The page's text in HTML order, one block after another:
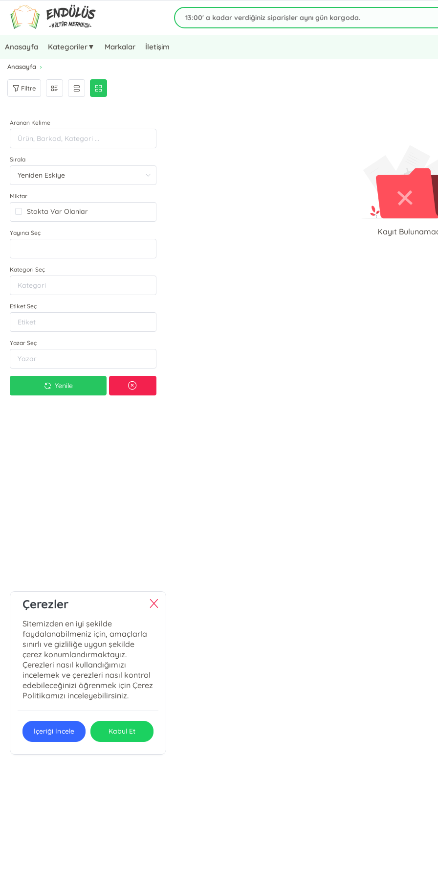
Anasayfa Kategoriler▼ Markalar İletişim
Anasayfa
Filtre
Aranan Kelime
Sırala
Miktar
Stokta Var Olanlar
Yayıncı Seç
Kategori Seç
Etiket Seç
Yazar Seç
Yenile
Kayıt
Çerezler
Sitemizden en iyi şekilde
faydalanabilmeniz için, amaçlarla
sınırlı ve gizliliğe uygun şekilde
çerez konumlandırmaktayız.
Çerezleri nasıl kullandığımızı
incelemek ve çerezleri nasıl kontrol
edebileceğinizi öğrenmek için Çerez
Politikamızı inceleyebilirsiniz.
İçeriği İncele Kabul Et